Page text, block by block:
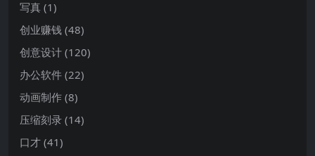
写真 (1)
创业赚钱 (48)
创意设计 (120)
办公软件 (22)
动画制作 (8)
压缩刻录 (14)
口才 (41)